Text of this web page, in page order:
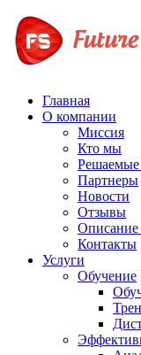
Главная
О компании
Миссия
Кто мы
Решаемые
Партнеры
Новости
Отзывы
Описание
Контакты
Услуги
Обучение